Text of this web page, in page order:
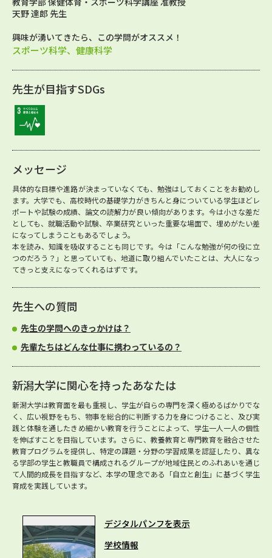
天野 達郎 先生
興味が湧いてきたら、この学問がオススメ！
スポーツ科学、健康科学
先生が目指すSDGs
メッセージ
具体的な目標や進路が決まっていなくても、勉強はしておくことをお勧めし
ます。大学でも、高校時代の基礎学力がきちんと身についている学生ほどレ
ポートや試験の成績、論文の読解力が良い傾向があります。今は小さな差だ
としても、就職活動や試験、卒業研究といった重要な場面で、埋めがたい差
になってしまうこともあるでしょう。
本を読み、知識を吸収することも同じです。今は「こんな勉強が何の役に立
つのだろう？」と思っていても、地道に取り組んでいたことは、大人になっ
てきっと支えになってくれるはずです。
先生への質問
先生の学問へのきっかけは？
先輩たちはどんな仕事に携わっているの？
新潟大学に関心を持ったあなたは
新潟大学は教育面を最も重視し、学生が自らの専門を深く極めるばかりでな
く、広い視野をもち、物事を総合的に判断する力を身につけること、及び実
践と体験を通したきめ細かい教育を行うことによって、学生一人一人の個性
を伸ばすことを目指しています。さらに、教養教育と専門教育を融合させた
教育プログラムを提供し、特定の課題・分野の学習成果を認証したり、異な
る学部の学生と教職員で構成されるグループが地域住民とのふれあいを通じ
て人間的成長を目指すなど、本学の理念である「自立と創生」に基づく学生
育成を実践しています。
デジタルパンフを表示
学校情報